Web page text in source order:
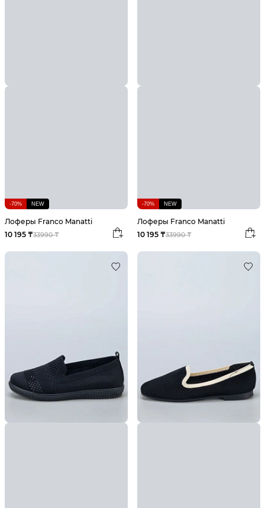
-70% NEW
Лоферы Franco Manatti
33990 ₸
10 195 ₸
-70% NEW
Лоферы Franco Manatti
33990 ₸
10 195 ₸